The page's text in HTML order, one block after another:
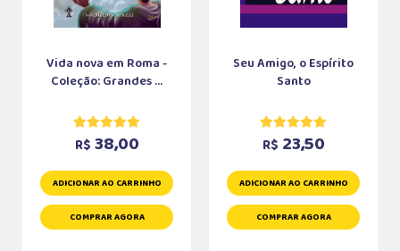
Vida nova em Roma -
Coleção: Grandes ...
R$ 38,00
ADICIONAR AO CARRINHO
COMPRAR AGORA
Seu Amigo, o Espírito
Santo
R$ 23,50
ADICIONAR AO CARRINHO
COMPRAR AGORA